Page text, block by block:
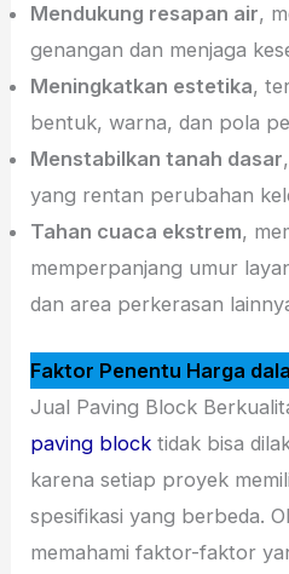
Mendukung resapan air,
genangan dan menjaga
Meningkatkan estetika,
bentuk, warna, dan pola
Menstabilkan tanah dasar
yang rentan perubahan
Tahan cuaca ekstrem,
memperpanjang umur
dan area perkerasan
Faktor Penentu Harga
Jual Paving Block
paving block tidak bisa
karena setiap proyek
spesifikasi yang berbeda.
memahami faktor-faktor